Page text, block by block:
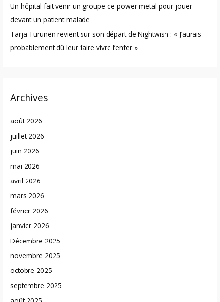
Un hôpital fait venir un groupe de power metal pour jouer
devant un patient malade
Tarja Turunen revient sur son départ de Nightwish : « J’aurais
probablement dû leur faire vivre l’enfer »
Archives
août 2026
juillet 2026
juin 2026
mai 2026
avril 2026
mars 2026
février 2026
janvier 2026
Décembre 2025
novembre 2025
octobre 2025
septembre 2025